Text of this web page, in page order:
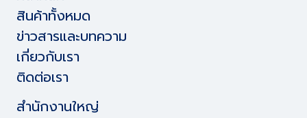
สินค้าทั้งหมด
ข่าวสารและบทความ
เกี่ยวกับเรา
ติดต่อเรา
สำนักงานใหญ่